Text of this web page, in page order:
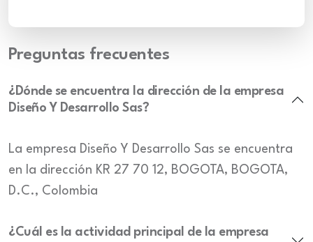
Preguntas frecuentes
¿Dónde se encuentra la dirección de la empresa
Diseño Y Desarrollo Sas?
La empresa Diseño Y Desarrollo Sas se encuentra
en la dirección KR 27 70 12, BOGOTA, BOGOTA,
D.C., Colombia
¿Cuál es la actividad principal de la empresa